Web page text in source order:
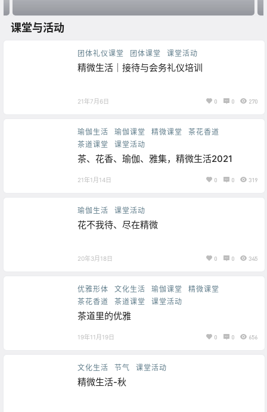
课堂与活动
团体礼仪课堂 团体课堂 课堂活动
精微生活｜接待与会务礼仪培训
21年7月6日 0 0 270
瑜伽生活 瑜伽课堂 精微课堂
茶花香道
茶道课堂
课堂活动
茶、花香、瑜伽、雅集，精微生活2021
21年1月14日 0 0 319
瑜伽生活 课堂活动
花不我待、尽在精微
20年3月18日 0 0 345
优雅形体 文化生活 瑜伽课堂
精微课堂
茶花香道
茶道课堂 课堂活动
茶道里的优雅
19年11月19日 0 0 656
文化生活 节气 课堂活动
精微生活-秋